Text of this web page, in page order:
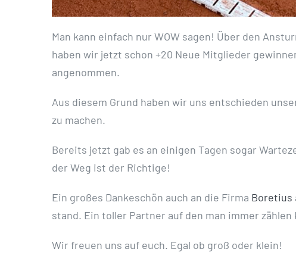
Man kann einfach nur WOW sagen! Über den
haben wir jetzt schon +20 Neue Mitglieder
angenommen.
Aus diesem Grund haben wir uns entschieden
zu machen.
Bereits jetzt gab es an einigen Tagen sogar
der Weg ist der Richtige!
Ein großes Dankeschön auch an die Firma Boretius
stand. Ein toller Partner auf den man immer zählen
Wir freuen uns auf euch. Egal ob groß oder klein!